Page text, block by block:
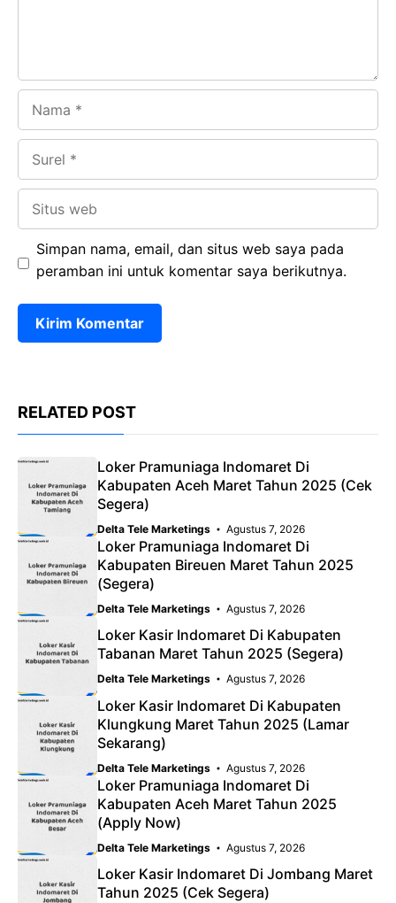
Simpan nama, email, dan situs web saya pada
peramban ini untuk komentar saya berikutnya.
RELATED POST
Loker Pramuniaga Indomaret Di
Kabupaten Aceh Maret Tahun 2025 (Cek
Segera)
Delta Tele Marketings Agustus 7, 2026
Loker Pramuniaga Indomaret Di
Kabupaten Bireuen Maret Tahun 2025
(Segera)
Delta Tele Marketings Agustus 7, 2026
Loker Kasir Indomaret Di Kabupaten
Tabanan Maret Tahun 2025 (Segera)
Delta Tele Marketings Agustus 7, 2026
Loker Kasir Indomaret Di Kabupaten
Klungkung Maret Tahun 2025 (Lamar
Sekarang)
Delta Tele Marketings Agustus 7, 2026
Loker Pramuniaga Indomaret Di
Kabupaten Aceh Maret Tahun 2025
(Apply Now)
Delta Tele Marketings Agustus 7, 2026
Loker Kasir Indomaret Di Jombang Maret
Tahun 2025 (Cek Segera)